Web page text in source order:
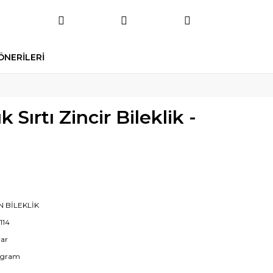
Sırtı Zincir Bileklik -
BİLEKLİK